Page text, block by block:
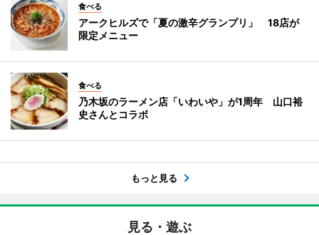
食べる
アークヒルズで「夏の激辛グランプリ」 18店が
限定メニュー
食べる
乃木坂のラーメン店「いわいや」が1周年 山口裕
史さんとコラボ
もっと見る
見る・遊ぶ